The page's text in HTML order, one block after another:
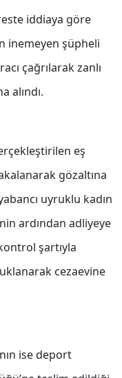
iddiaya göre
inemeyen şüpheli
çağrılarak zanlı
alındı.
eş
gözaltına
uyruklu kadın
ardından adliyeye
şartıyla
cezaevine
ise deport